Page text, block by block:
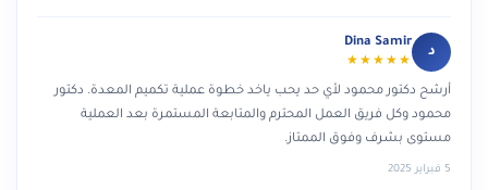
د
Dina Samir
★★★★★
أرشح دكتور محمود لأي حد يحب ياخد خطوة عملية تكميم المعدة. دكتور
محمود وكل فريق العمل المحترم والمتابعة المستمرة بعد العملية
مستوى بشرف وفوق الممتاز.
5 فبراير 2025